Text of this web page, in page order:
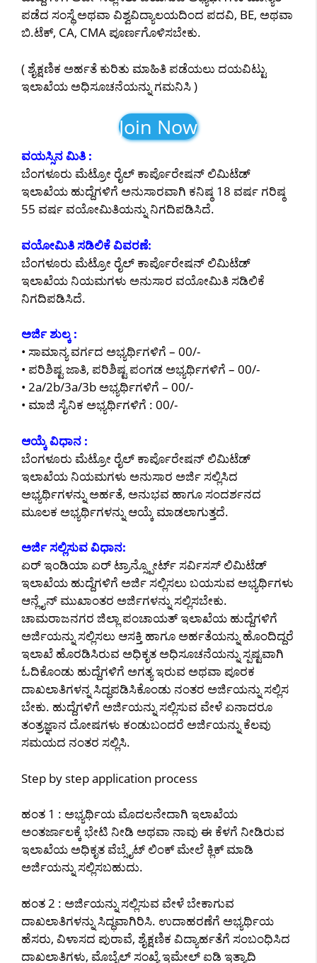
ಪಡೆದ ಸಂಸ್ಥೆ ಅಥವಾ ವಿಶ್ವವಿದ್ಯಾಲಯದಿಂದ ಪದವಿ, BE, ಅಥವಾ
ಬಿ.ಟೆಕ್, CA, CMA ಪೂರ್ಣಗೊಳಿಸಬೇಕು.
( ಶೈಕ್ಷಣಿಕ ಅರ್ಹತೆ ಕುರಿತು ಮಾಹಿತಿ ಪಡೆಯಲು ದಯವಿಟ್ಟು
ಇಲಾಖೆಯ ಅಧಿಸೂಚನೆಯನ್ನು ಗಮನಿಸಿ )
Join Now
ವಯಸ್ಸಿನ ಮಿತಿ :
ಬೆಂಗಳೂರು ಮೆಟ್ರೋ ರೈಲ್ ಕಾರ್ಪೊರೇಷನ್ ಲಿಮಿಟೆಡ್
ಇಲಾಖೆಯ ಹುದ್ದೆಗಳಿಗೆ ಅನುಸಾರವಾಗಿ ಕನಿಷ್ಠ 18 ವರ್ಷ ಗರಿಷ್ಠ
55 ವರ್ಷ ವಯೋಮಿತಿಯನ್ನು ನಿಗದಿಪಡಿಸಿದೆ.
ವಯೋಮಿತಿ ಸಡಿಲಿಕೆ ವಿವರಣೆ:
ಬೆಂಗಳೂರು ಮೆಟ್ರೋ ರೈಲ್ ಕಾರ್ಪೊರೇಷನ್ ಲಿಮಿಟೆಡ್
ಇಲಾಖೆಯ ನಿಯಮಗಳು ಅನುಸಾರ ವಯೋಮಿತಿ ಸಡಿಲಿಕೆ
ನಿಗದಿಪಡಿಸಿದೆ.
ಅರ್ಜಿ ಶುಲ್ಕ :
• ಸಾಮಾನ್ಯ ವರ್ಗದ ಅಭ್ಯರ್ಥಿಗಳಿಗೆ – 00/-
• ಪರಿಶಿಷ್ಟ ಜಾತಿ, ಪರಿಶಿಷ್ಟ ಪಂಗಡ ಅಭ್ಯರ್ಥಿಗಳಿಗೆ – 00/-
• 2a/2b/3a/3b ಅಭ್ಯರ್ಥಿಗಳಿಗೆ – 00/-
• ಮಾಜಿ ಸೈನಿಕ ಅಭ್ಯರ್ಥಿಗಳಿಗೆ : 00/-
ಆಯ್ಕೆ ವಿಧಾನ :
ಬೆಂಗಳೂರು ಮೆಟ್ರೋ ರೈಲ್ ಕಾರ್ಪೊರೇಷನ್ ಲಿಮಿಟೆಡ್
ಇಲಾಖೆಯ ನಿಯಮಗಳು ಅನುಸಾರ ಅರ್ಜಿ ಸಲ್ಲಿಸಿದ
ಅಭ್ಯರ್ಥಿಗಳನ್ನು ಅರ್ಹತೆ, ಅನುಭವ ಹಾಗೂ ಸಂದರ್ಶನದ
ಮೂಲಕ ಅಭ್ಯರ್ಥಿಗಳನ್ನು ಆಯ್ಕೆ ಮಾಡಲಾಗುತ್ತದೆ.
ಅರ್ಜಿ ಸಲ್ಲಿಸುವ ವಿಧಾನ:
ಏರ್ ಇಂಡಿಯಾ ಏರ್ ಟ್ರಾನ್ಸ್ಪೋರ್ಟ್ ಸರ್ವಿಸಸ್ ಲಿಮಿಟೆಡ್
ಇಲಾಖೆಯ ಹುದ್ದೆಗಳಿಗೆ ಅರ್ಜಿ ಸಲ್ಲಿಸಲು ಬಯಸುವ ಅಭ್ಯರ್ಥಿಗಳು
ಆನ್ಲೈನ್ ಮುಖಾಂತರ ಅರ್ಜಿಗಳನ್ನು ಸಲ್ಲಿಸಬೇಕು.
ಚಾಮರಾಜನಗರ ಜಿಲ್ಲಾ ಪಂಚಾಯತ್ ಇಲಾಖೆಯ ಹುದ್ದೆಗಳಿಗೆ
ಅರ್ಜಿಯನ್ನು ಸಲ್ಲಿಸಲು ಆಸಕ್ತಿ ಹಾಗೂ ಅರ್ಹತೆಯನ್ನು ಹೊಂದಿದ್ದರೆ
ಇಲಾಖೆ ಹೊರಡಿಸಿರುವ ಅಧಿಕೃತ ಅಧಿಸೂಚನೆಯನ್ನು ಸ್ಪಷ್ಟವಾಗಿ
ಓದಿಕೊಂಡು ಹುದ್ದೆಗಳಿಗೆ ಅಗತ್ಯ ಇರುವ ಅಥವಾ ಪೂರಕ
ದಾಖಲಾತಿಗಳನ್ನ ಸಿದ್ಧಪಡಿಸಿಕೊಂಡು ನಂತರ ಅರ್ಜಿಯನ್ನು ಸಲ್ಲಿಸ
ಬೇಕು. ಹುದ್ದೆಗಳಿಗೆ ಅರ್ಜಿಯನ್ನು ಸಲ್ಲಿಸುವ ವೇಳೆ ಏನಾದರೂ
ತಂತ್ರಜ್ಞಾನ ದೋಷಗಳು ಕಂಡುಬಂದರೆ ಅರ್ಜಿಯನ್ನು ಕೆಲವು
ಸಮಯದ ನಂತರ ಸಲ್ಲಿಸಿ.
Step by step application process
ಹಂತ 1 : ಅಭ್ಯರ್ಥಿಯ ಮೊದಲನೇದಾಗಿ ಇಲಾಖೆಯ
ಅಂತರ್ಜಾಲಕ್ಕೆ ಭೇಟಿ ನೀಡಿ ಅಥವಾ ನಾವು ಈ ಕೆಳಗೆ ನೀಡಿರುವ
ಇಲಾಖೆಯ ಅಧಿಕೃತ ವೆಬ್ಸೈಟ್ ಲಿಂಕ್ ಮೇಲೆ ಕ್ಲಿಕ್ ಮಾಡಿ
ಅರ್ಜಿಯನ್ನು ಸಲ್ಲಿಸಬಹುದು.
ಹಂತ 2 : ಅರ್ಜಿಯನ್ನು ಸಲ್ಲಿಸುವ ವೇಳೆ ಬೇಕಾಗುವ
ದಾಖಲಾತಿಗಳನ್ನು ಸಿದ್ಧವಾಗಿರಿಸಿ. ಉದಾಹರಣೆಗೆ ಅಭ್ಯರ್ಥಿಯ
ಹೆಸರು, ವಿಳಾಸದ ಪುರಾವೆ, ಶೈಕ್ಷಣಿಕ ವಿದ್ಯಾರ್ಹತೆಗೆ ಸಂಬಂಧಿಸಿದ
ದಾಖಲಾತಿಗಳು, ಮೊಬೈಲ್ ಸಂಖ್ಯೆ ಇಮೇಲ್ ಐಡಿ ಇತ್ಯಾದಿ